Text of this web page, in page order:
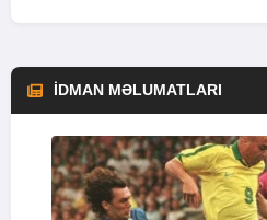
İDMAN MƏLUMATLARI